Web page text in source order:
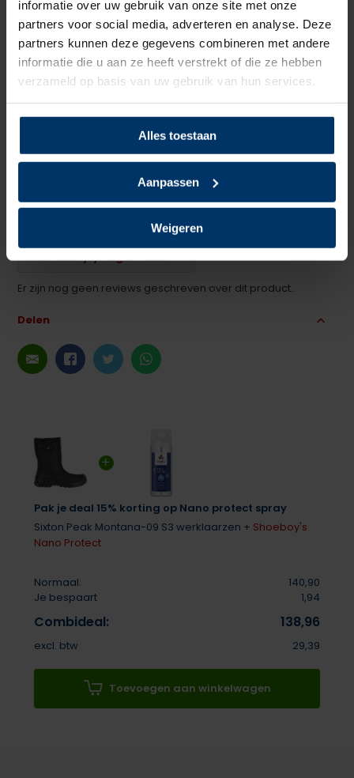
informatie over uw gebruik van onze site met onze
partners voor social media, adverteren en analyse. Deze
partners kunnen deze gegevens combineren met andere
informatie die u aan ze heeft verstrekt of die ze hebben
verzameld op basis van uw gebruik van hun services.
Alles toestaan
Aanpassen
Weigeren
Pak je deal 15% korting op Nano protect spray
Sixton Peak Montana-09 S3 werklaarzen + Shoeboy's
Nano Protect
Normaal:
140,90
Je bespaart
1,94
Combideal: 138,96
excl. btw 29,39
Toevoegen aan winkelwagen
Zoolmateriaal PU/PU
Antislip Ja
Overige specificaties Kruipneus, Metaalvrij
Kleur Zwart
Beoordelingen
0
Schrijf je eigen review
Er zijn nog geen reviews geschreven over dit product..
Delen